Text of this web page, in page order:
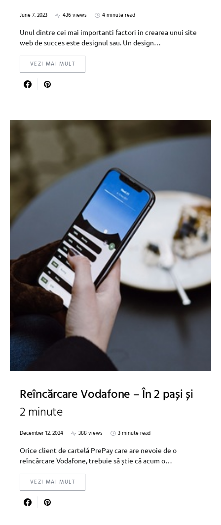
June 7, 2023 436 views
4 minute read
Unul dintre cei mai importanti factori in crearea unui site
web de succes este designul sau. Un design…
VEZI MAI MULT
Reîncărcare Vodafone – În 2 pași și
2 minute
December 12, 2024 388 views
3 minute read
Orice client de cartelă PrePay care are nevoie de o
reîncărcare Vodafone, trebuie să știe că acum o…
VEZI MAI MULT